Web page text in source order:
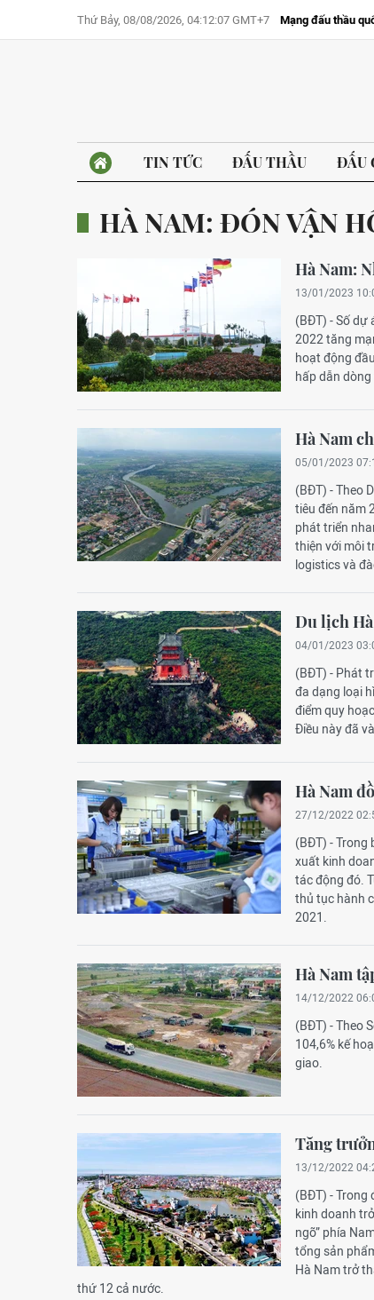
Thứ Bảy, 08/08/2026, 04:12:07 GMT+7 Mạng đấu thầu
TIN TỨC ĐẤU THẦU ĐẤU
HÀ NAM: ĐÓN VẬN
Hà Nam:
13/01/2023
(BĐT) - Số dự
2022 tăng
hoạt động
hấp dẫn
Hà Nam
05/01/2023
(BĐT) - Theo
tiêu đến năm
phát triển
thiện với môi
logistics và
Du lịch
04/01/2023
(BĐT) - Phát
đa dạng loại
điểm quy
Điều này đã
Hà Nam
27/12/2022
(BĐT) - Trong
xuất kinh
tác động đó.
thủ tục hành
2021.
Hà Nam
14/12/2022
(BĐT) - Theo
104,6% kế
giao.
Tăng
13/12/2022
(BĐT) - Trong
kinh doanh
ngõ” phía
tổng sản
Hà Nam trở
thứ 12 cả nước.